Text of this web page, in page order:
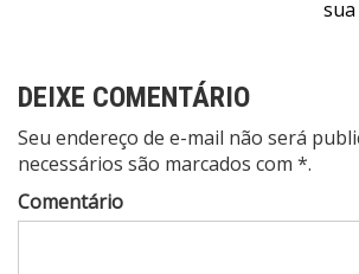
DEIXE COMENTÁRIO
Seu endereço de e-mail não será
necessários são marcados com *.
Comentário